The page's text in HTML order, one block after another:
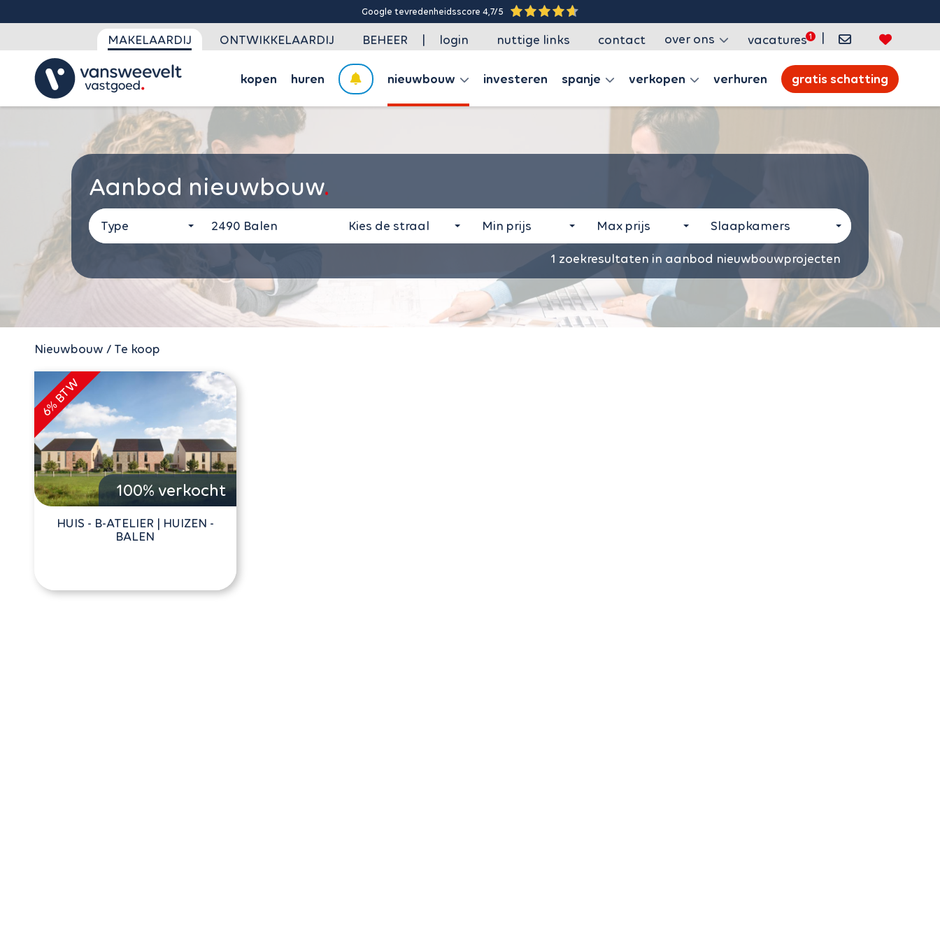
Google tevredenheidsscore 4,7/5
MAKELAARDIJ ONTWIKKELAARDIJ BEHEER | login nuttige links contact over ons vacatures |
kopen huren nieuwbouw investeren spanje verkopen verhuren gratis schatting
Aanbod nieuwbouw
Type Kies de straal Min prijs Max prijs Slaapkamers
1 zoekresultaten in aanbod nieuwbouwprojecten
Nieuwbouw / Te koop
100% verkocht
HUIS - B-ATELIER | HUIZEN -
BALEN